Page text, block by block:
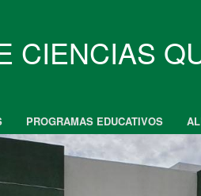
CIENCIAS
PROGRAMAS EDUCATIVOS